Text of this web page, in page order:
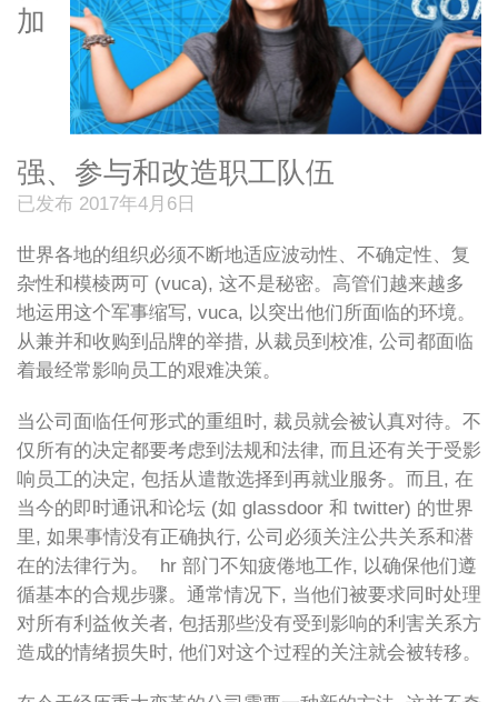
加
强、参与和改造职工队伍
已发布 2017年4月6日
世界各地的组织必须不断地适应波动性、不确定性、复
杂性和模棱两可 (vuca), 这不是秘密。高管们越来越多
地运用这个军事缩写, vuca, 以突出他们所面临的环境。
从兼并和收购到品牌的举措, 从裁员到校准, 公司都面临
着最经常影响员工的艰难决策。
当公司面临任何形式的重组时, 裁员就会被认真对待。不
仅所有的决定都要考虑到法规和法律, 而且还有关于受影
响员工的决定, 包括从遣散选择到再就业服务。而且, 在
当今的即时通讯和论坛 (如 glassdoor 和 twitter) 的世界
里, 如果事情没有正确执行, 公司必须关注公共关系和潜
在的法律行为。 hr 部门不知疲倦地工作, 以确保他们遵
循基本的合规步骤。通常情况下, 当他们被要求同时处理
对所有利益攸关者, 包括那些没有受到影响的利害关系方
造成的情绪损失时, 他们对这个过程的关注就会被转移。